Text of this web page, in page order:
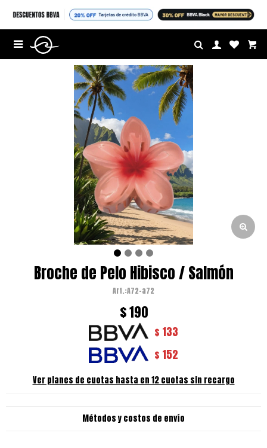


Broche de Pelo Hibisco / Salmón
A72-a72
$190
$ 133
$ 152
Ver planes de cuotas hasta en 12 cuotas sin recargo
Métodos y costos de envío